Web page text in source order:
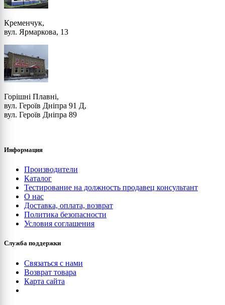
Кременчук,
вул. Ярмаркова, 13
Горішні Плавні,
вул. Героїв Дніпра 91 Д,
вул. Героїв Дніпра 89
Информация
Производители
Каталог
Тестирование на должность продавец консультант
О нас
Доставка, оплата, возврат
Политика безопасности
Условия соглашения
Служба поддержки
Связаться с нами
Возврат товара
Карта сайта